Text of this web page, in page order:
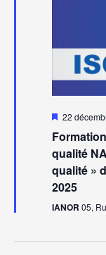
Mis
avant
22
qualité
qualité »
2025
IANOR 05,